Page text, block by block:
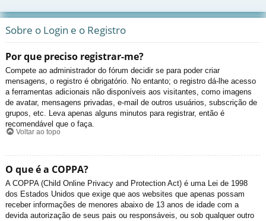
Sobre o Login e o Registro
Por que preciso registrar-me?
Compete ao administrador do fórum decidir se para poder criar
mensagens, o registro é obrigatório. No entanto; o registro dá-lhe acesso
a ferramentas adicionais não disponíveis aos visitantes, como imagens
de avatar, mensagens privadas, e-mail de outros usuários, subscrição de
grupos, etc. Leva apenas alguns minutos para registrar, então é
recomendável que o faça.
Voltar ao topo
O que é a COPPA?
A COPPA (Child Online Privacy and Protection Act) é uma Lei de 1998
dos Estados Unidos que exige que aos websites que apenas possam
receber informações de menores abaixo de 13 anos de idade com a
devida autorização de seus pais ou responsáveis, ou sob qualquer outro